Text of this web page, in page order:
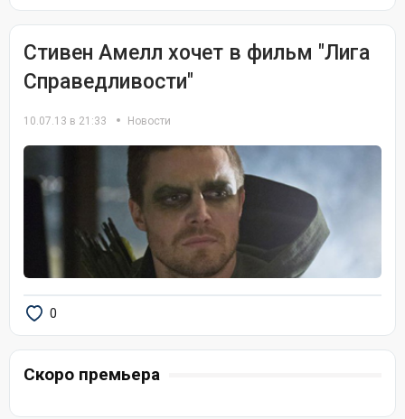
Стивен Амелл хочет в фильм "Лига
Справедливости"
10.07.13 в 21:33 Новости
0
Скоро премьера